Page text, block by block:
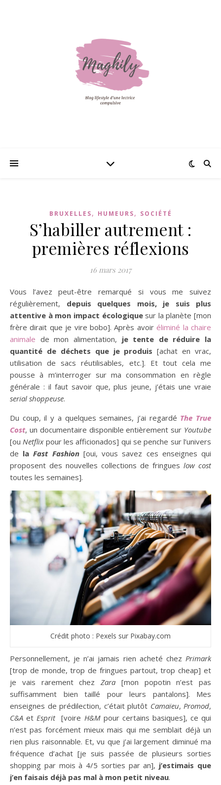
BRUXELLES, HUMEURS, SOCIÉTÉ
S’habiller autrement :
premières réflexions
16 mars 2017
Vous l’avez peut-être remarqué si vous me suivez
régulièrement, depuis quelques mois, je suis plus
attentive à mon impact écologiquesur la planète [mon
frère dirait que je vire bobo]. Après avoiréliminé la chaire
animale de mon alimentation, je tente de réduire la
quantité de déchets que je produis [achat en vrac,
utilisation de sacs réutilisables, etc.]. Et tout cela me
pousse à m’interroger sur ma consommation en règle
générale : il faut savoir que, plus jeune, j’étais une vraie
serial shoppeuse.
Du coup, il y a quelques semaines, j’ai regardé The True
Cost, un documentaire disponible entièrement sur Youtube
[ouNetflixpour les afficionados] qui se penche sur l’univers
de laFast Fashion [oui, vous savez ces enseignes qui
proposent des nouvelles collections de fringues low cost
toutes les semaines].
Crédit photo : Pexels sur Pixabay.com
Personnellement, je n’ai jamais rien acheté chez Primark
[trop de monde, trop de fringues partout, trop cheap] et
je vais rarement chez Zara [mon popotin n’est pas
suffisamment bien taillé pour leurs pantalons]. Mes
enseignes de prédilection, c’était plutôt Camaïeu, Promod,
C&A et Esprit[voire H&Mpour certains basiques], ce qui
n’est pas forcément mieux mais qui me semblait déjà un
rien plus raisonnable. Et, vu que j’ai largement diminué ma
fréquence d’achat [je suis passée de plusieurs sorties
shopping par mois à 4/5 sorties par an], j’estimais que
j’en faisais déjà pas mal à mon petit niveau.